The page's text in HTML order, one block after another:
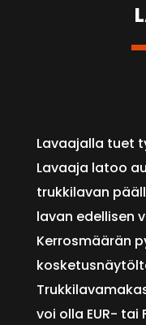
Lavaajalla tuet
Lavaaja latoo
trukkilavan
lavan edellisen
Kerrosmäärän
voi olla EUR- tai